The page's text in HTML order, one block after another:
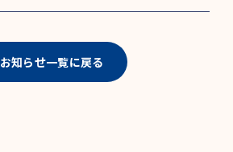
お知らせ一覧に戻る